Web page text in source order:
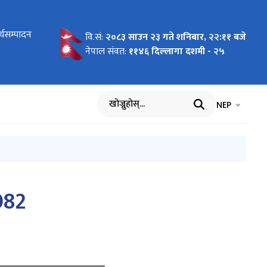
८२भर्ने
भर्नेर
सूचक
परीक्षण
वि.सं: २०८३ साउन २३ गते शनिबार, २२:११ बजे
नेपाल संवत: ११४६ दिल्लागा दशमी - २५
खोज्नुहोस् भाषा चयन
NEP